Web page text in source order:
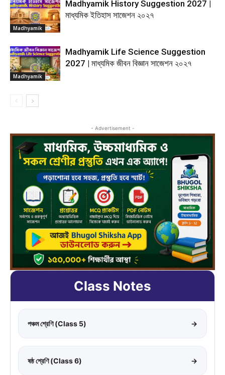
Madhyamik
Madhyamik History Suggestion 2027 |
মাধ্যমিক ইতিহাস সাজেশন ২০২৭
Madhyamik
Madhyamik Life Science Suggestion
2027 | মাধ্যমিক জীবন বিজ্ঞান সাজেশন ২০২৭
- Advertisement -
Class Notes
পঞ্চম শ্রেণি (Class 5) →
ষষ্ঠ শ্রেণি (Class 6) →